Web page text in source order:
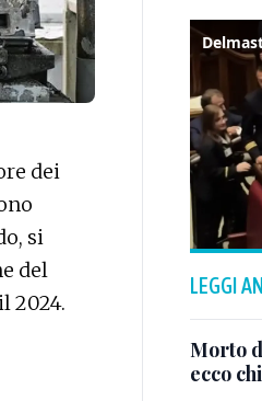
dei
si
del
2024.
LEGGI
Morto
ecco